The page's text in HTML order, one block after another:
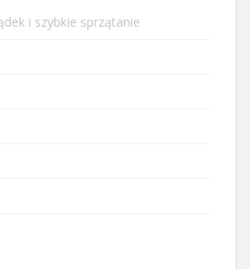
i szybkie sprzątanie